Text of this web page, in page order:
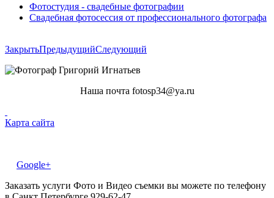
Фотостудия - свадебные фотографии
Свадебная фотосессия от профессионального фотографа
ЗакрытьПредыдущийСледующий
Наша почта fotosp34@ya.ru
Карта сайта
Google+
Заказать услуги Фото и Видео съемки вы можете по телефону